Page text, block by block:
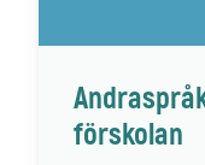
förskolan